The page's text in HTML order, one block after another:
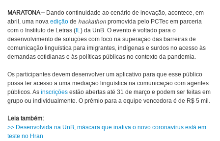
MARATONA –Dando continuidade ao cenário de inovação, acontece, em
abril, uma nova edição de hackathon promovida pelo PCTec em parceria
com o Instituto de Letras (IL) da UnB. O evento é voltado para o
desenvolvimento de soluções com foco na superação das barreiras de
comunicação linguística para imigrantes, indígenas e surdos no acesso às
demandas cotidianas e às políticas públicas no contexto da pandemia.
Os participantes devem desenvolver um aplicativo para que esse público
possa ter acesso a uma mediação linguística na comunicação com agentes
públicos. As inscrições estão abertas até 31 de março e podem ser feitas em
grupo ou individualmente. O prêmio para a equipe vencedora é de R$ 5 mil.
Leia também:
>> Desenvolvida na UnB, máscara que inativa o novo coronavírus está em
teste no Hran